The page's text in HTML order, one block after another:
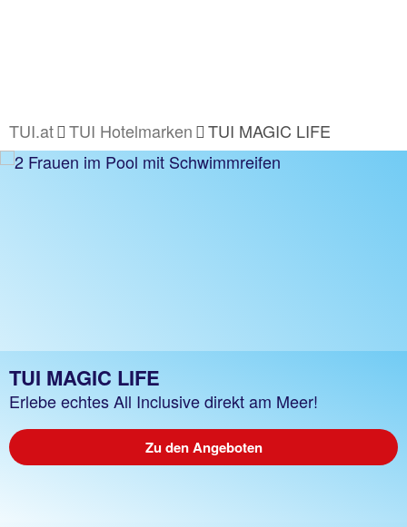
TUI.at TUI Hotelmarken TUI MAGIC LIFE
TUI MAGIC LIFE
Erlebe echtes All Inclusive direkt am Meer!
Zu den Angeboten